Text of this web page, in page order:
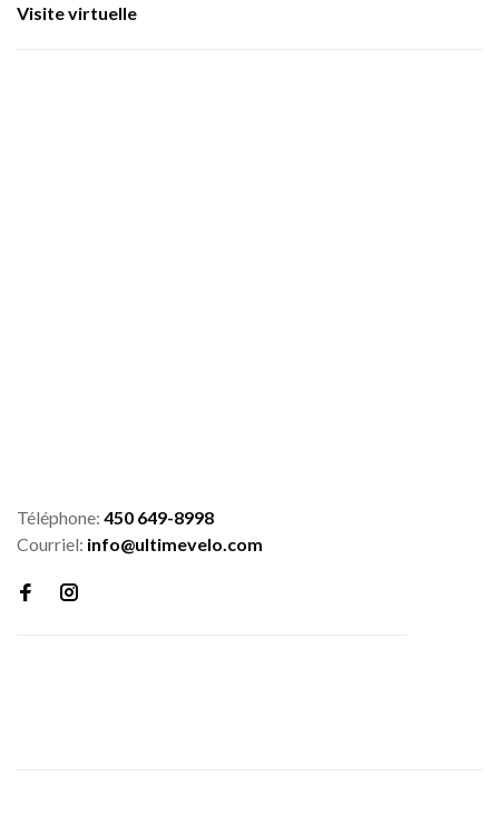
Visite virtuelle
Téléphone: 450 649-8998
Courriel: info@ultimevelo.com